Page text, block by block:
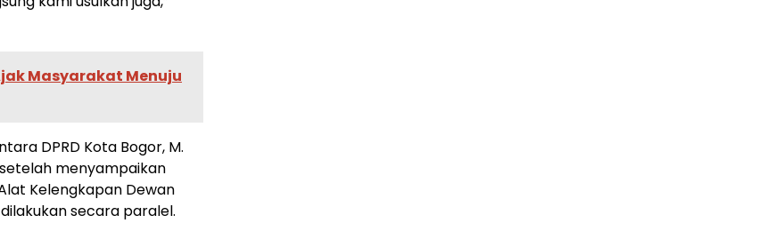
Masyarakat Menuju
DPRD Kota Bogor, M.
menyampaikan
Kelengkapan Dewan
secara paralel.